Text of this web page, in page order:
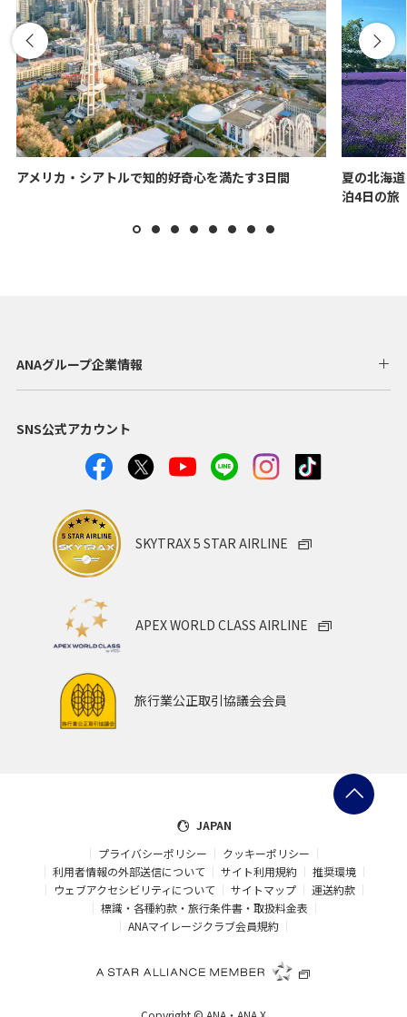
アメリカ・シアトルで知的好奇心を満たす3日間
夏の北海
泊4日の旅
ANAグループ企業情報
SNS公式アカウント
SKYTRAX 5 STAR AIRLINE
APEX WORLD CLASS AIRLINE
旅行業公正取引協議会会員
JAPAN
プライバシーポリシー
クッキーポリシー
利用者情報の外部送信について
サイト利用規約
推奨環境
ウェブアクセシビリティについて
サイトマップ
運送約款
標識・各種約款・旅行条件書・取扱料金表
ANAマイレージクラブ会員規約